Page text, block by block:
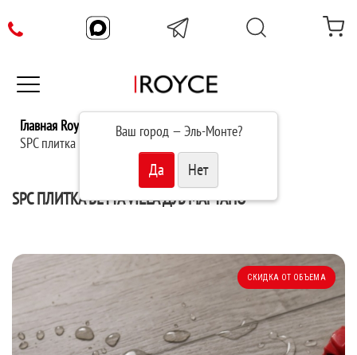
Ваш город —Эль-Монте?
Главная Royce
Каталог
SPC плитка Betta Villa Дуб Мартано V108
SPC ПЛИТКА BETTA VILLA ДУБ МАРТАНО
СКИДКА ОТ ОБЪЕМА